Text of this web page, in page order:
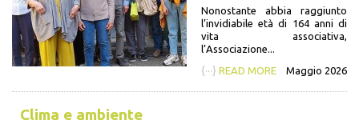
Nonostante abbia raggiunto
l’invidiabile età di 164 anni di
vita associativa,
l’Associazione...
{···} READ MORE Maggio 2026
Clima e ambiente